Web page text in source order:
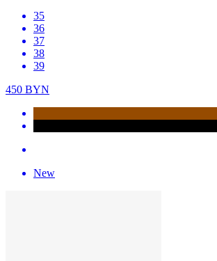
35
36
37
38
39
450 BYN
New